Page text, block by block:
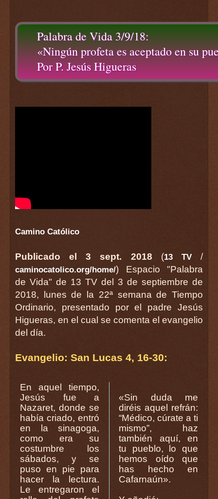
Palabra de Vida 3/9/18:
«Ningún profeta es aceptado en su
Por P. Jesús Higueras
Camino Católico
Publicado el 3 sept. 2018 (13 TV/
caminocatolico.org/home/) Espacio "Palabra
de Vida" de 13 TV del 3 de septiembre de
2018, lunes de la 22ª semana de Tiempo
Ordinario, presentado por el padre Jesús
Higueras, en el cual se comenta el evangelio
del día.
Evangelio: San Lucas 4, 16-30:
En aquel tiempo,
Jesús fue a
Nazaret, donde se
había criado, entró
en la sinagoga,
como era su
costumbre los
sábados, y se
puso en pie para
hacer la lectura.
Le entregaron el
«Sin duda me
diréis aquel refrán:
“Médico, cúrate a ti
mismo”, haz
también aquí, en
tu pueblo, lo que
hemos oído que
has hecho en
Cafarnaún».